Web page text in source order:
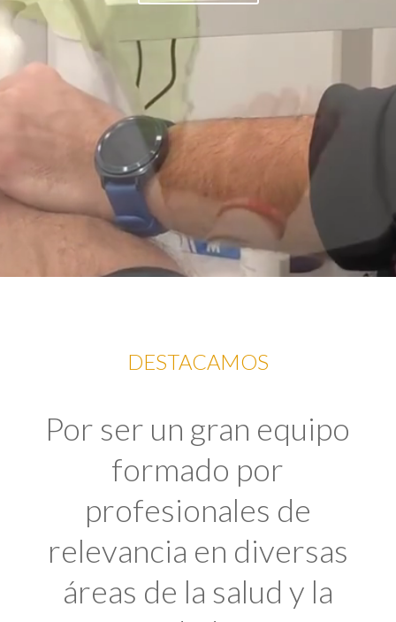
DESTACAMOS
Por ser un gran equipo
formado por
profesionales de
relevancia en diversas
áreas de la salud y la